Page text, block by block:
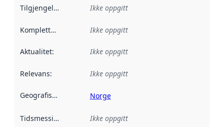
Tilgjengelighet Ikke oppgitt
Kompletthet Ikke oppgitt
Aktualitet: Ikke oppgitt
Relevans: Ikke oppgitt
Geografisk avgrensning :
Norge
Tidsmessig avgrensning :
Ikke oppgitt